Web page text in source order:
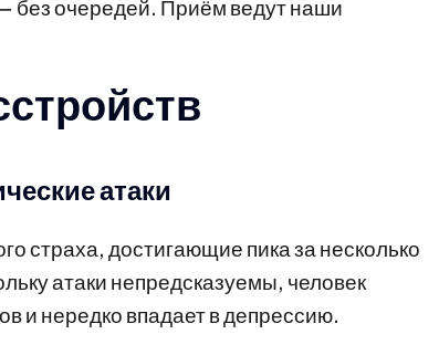
без очередей. Приём ведут наши
атаки
страха, достигающие пика за несколько
атаки непредсказуемы, человек
и нередко впадает в депрессию.